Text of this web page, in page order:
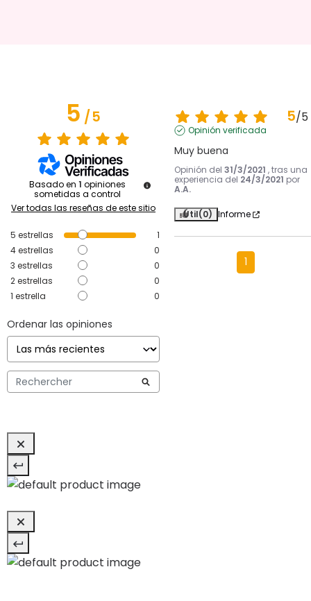
5/5
Basado en 1 opiniones
sometidas a control
Ver todas las reseñas de este sitio
5 estrellas
1
4estrellas
0
3 estrellas
0
2estrellas
0
1 estrella 0
Ordenar las opiniones
5/5
Opinión verificada
Muy buena
Opinión del 31/3/2021 , tras una
experiencia del 24/3/2021 por
A.A.
Útil(0) Informe
1